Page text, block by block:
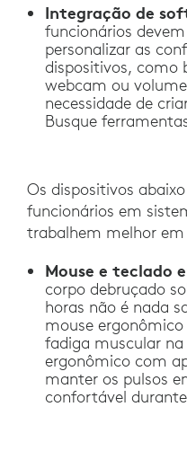
Integração de
funcionários
personalizar as
dispositivos, como
webcam ou
necessidade de
Busque
Os dispositivos
funcionários em
trabalhem melhor em
Mouse e teclado
corpo debruçado
horas não é nada
mouse
fadiga muscular
ergonômico com
manter os pulsos
confortável